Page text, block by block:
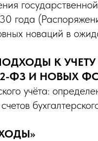
года
новаций в
К УЧЕТУ
ФЗ И НОВЫХ
учёта: